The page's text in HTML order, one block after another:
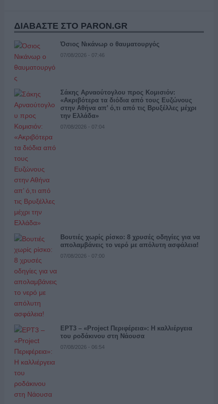
ΔΙΑΒΑΣΤΕ ΣΤΟ PARON.GR
Όσιος Νικάνωρ ο θαυματουργός
07/08/2026 - 07:46
Σάκης Αρναούτογλου προς Κομισιόν:
«Ακριβότερα τα διόδια από τους Ευζώνους
στην Αθήνα απ’ ό,τι από τις Βρυξέλλες μέχρι
την Ελλάδα»
07/08/2026 - 07:04
Βουτιές χωρίς ρίσκο: 8 χρυσές οδηγίες για να
απολαμβάνεις το νερό με απόλυτη ασφάλεια!
07/08/2026 - 07:00
ΕΡΤ3 – «Project Περιφέρεια»: Η καλλιέργεια
του ροδάκινου στη Νάουσα
07/08/2026 - 06:54